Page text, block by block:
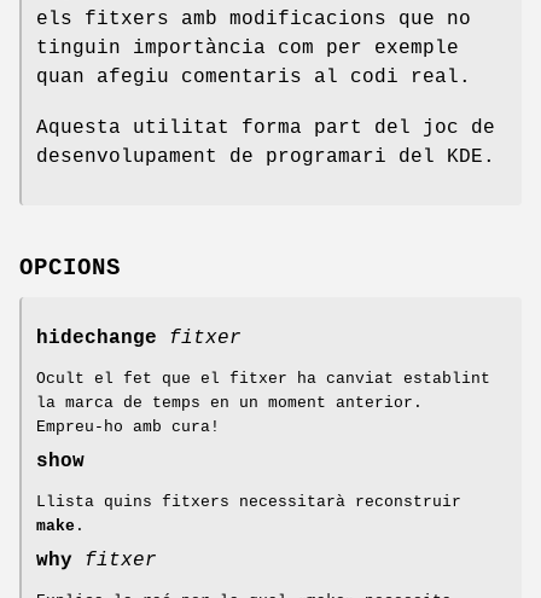
els fitxers amb modificacions que no
tinguin importància com per exemple
quan afegiu comentaris al codi real.
Aquesta utilitat forma part del joc de
desenvolupament de programari del KDE.
OPCIONS
hidechange fitxer
Ocult el fet que el fitxer ha canviat establint
la marca de temps en un moment anterior.
Empreu-ho amb cura!
show
Llista quins fitxers necessitarà reconstruir
make .
why fitxer